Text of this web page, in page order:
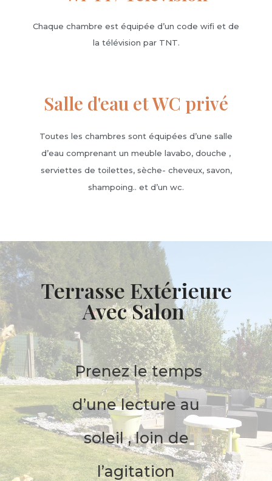
Chaque chambre est équipée d’un code wifi et de
la télévision par TNT.
Salle d'eau et WC privé
Toutes les chambres sont équipées d’une salle
d’eau comprenant un meuble lavabo, douche ,
serviettes de toilettes, sèche- cheveux, savon,
shampoing.. et d’un wc.
Terrasse Extérieure
Avec Salon
Prenez le temps
d’une lecture au
soleil , loin de
l’agitation